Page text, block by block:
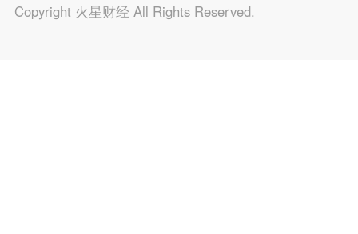
Copyright 火星财经 All Rights Reserved.